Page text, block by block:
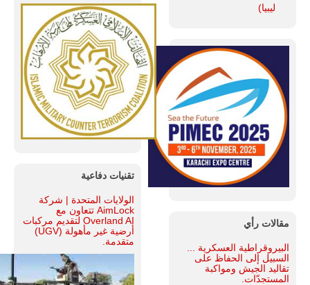
ليبيا)
مقالات رأي
البيروقراطية العسكرية ...
السبيل إلى الحفاظ على
تقاليد الجيش ومواكبة
المستجدّات.
تقنيات دفاعية
الولايات المتحدة | شركة
AimLock تتعاون مع
Overland AI لتقديم مركبات
أرضية غير مأهولة (UGV)
متقدمة.